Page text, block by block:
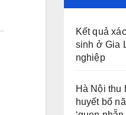
Kết quả
sinh ở Gia
nghiệp
Hà Nội thu
huyết bổ